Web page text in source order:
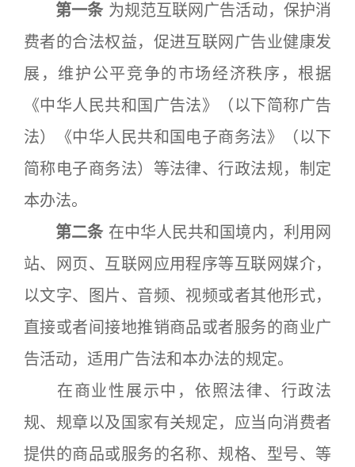
第一条 为规范互联网广告活动，保护消
费者的合法权益，促进互联网广告业健康发
展，维护公平竞争的市场经济秩序，根据
《中华人民共和国广告法》（以下简称广告
法）《中华人民共和国电子商务法》（以下
简称电子商务法）等法律、行政法规，制定
本办法。
第二条 在中华人民共和国境内，利用网
站、网页、互联网应用程序等互联网媒介，
以文字、图片、音频、视频或者其他形式，
直接或者间接地推销商品或者服务的商业广
告活动，适用广告法和本办法的规定。
在商业性展示中，依照法律、行政法
规、规章以及国家有关规定，应当向消费者
提供的商品或服务的名称、规格、型号、等